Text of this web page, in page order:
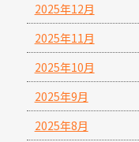
2025年12月
2025年11月
2025年10月
2025年9月
2025年8月